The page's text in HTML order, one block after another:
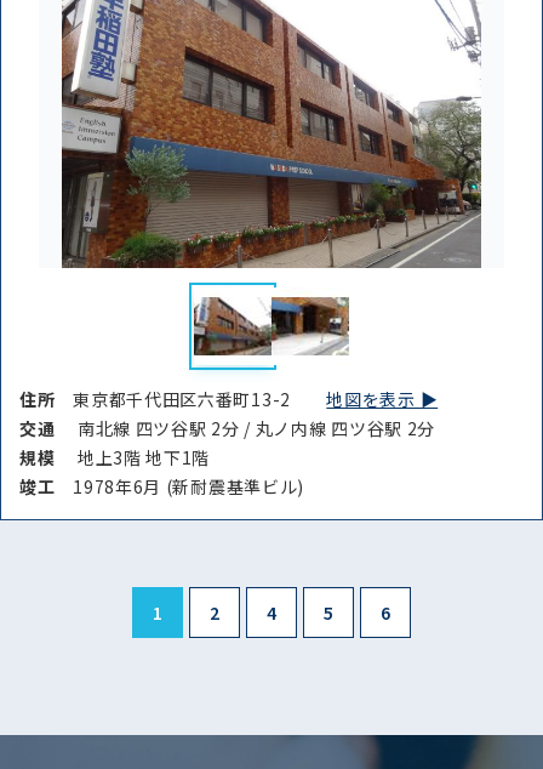
住所東京都千代田区六番町13-2地図を表示 ▶︎
交通
南北線 四ツ谷駅 2分 / 丸ノ内線 四ツ谷駅 2分
規模
地上3階 地下1階
竣⼯ 1978年6月 (新耐震基準ビル)
1 2 4 5 6